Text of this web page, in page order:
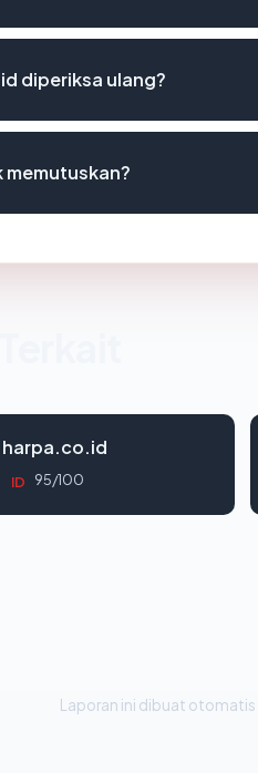
diperiksa ulang?
harpa.co.id
ID 95/100
Laporan ini dibuat otomatis